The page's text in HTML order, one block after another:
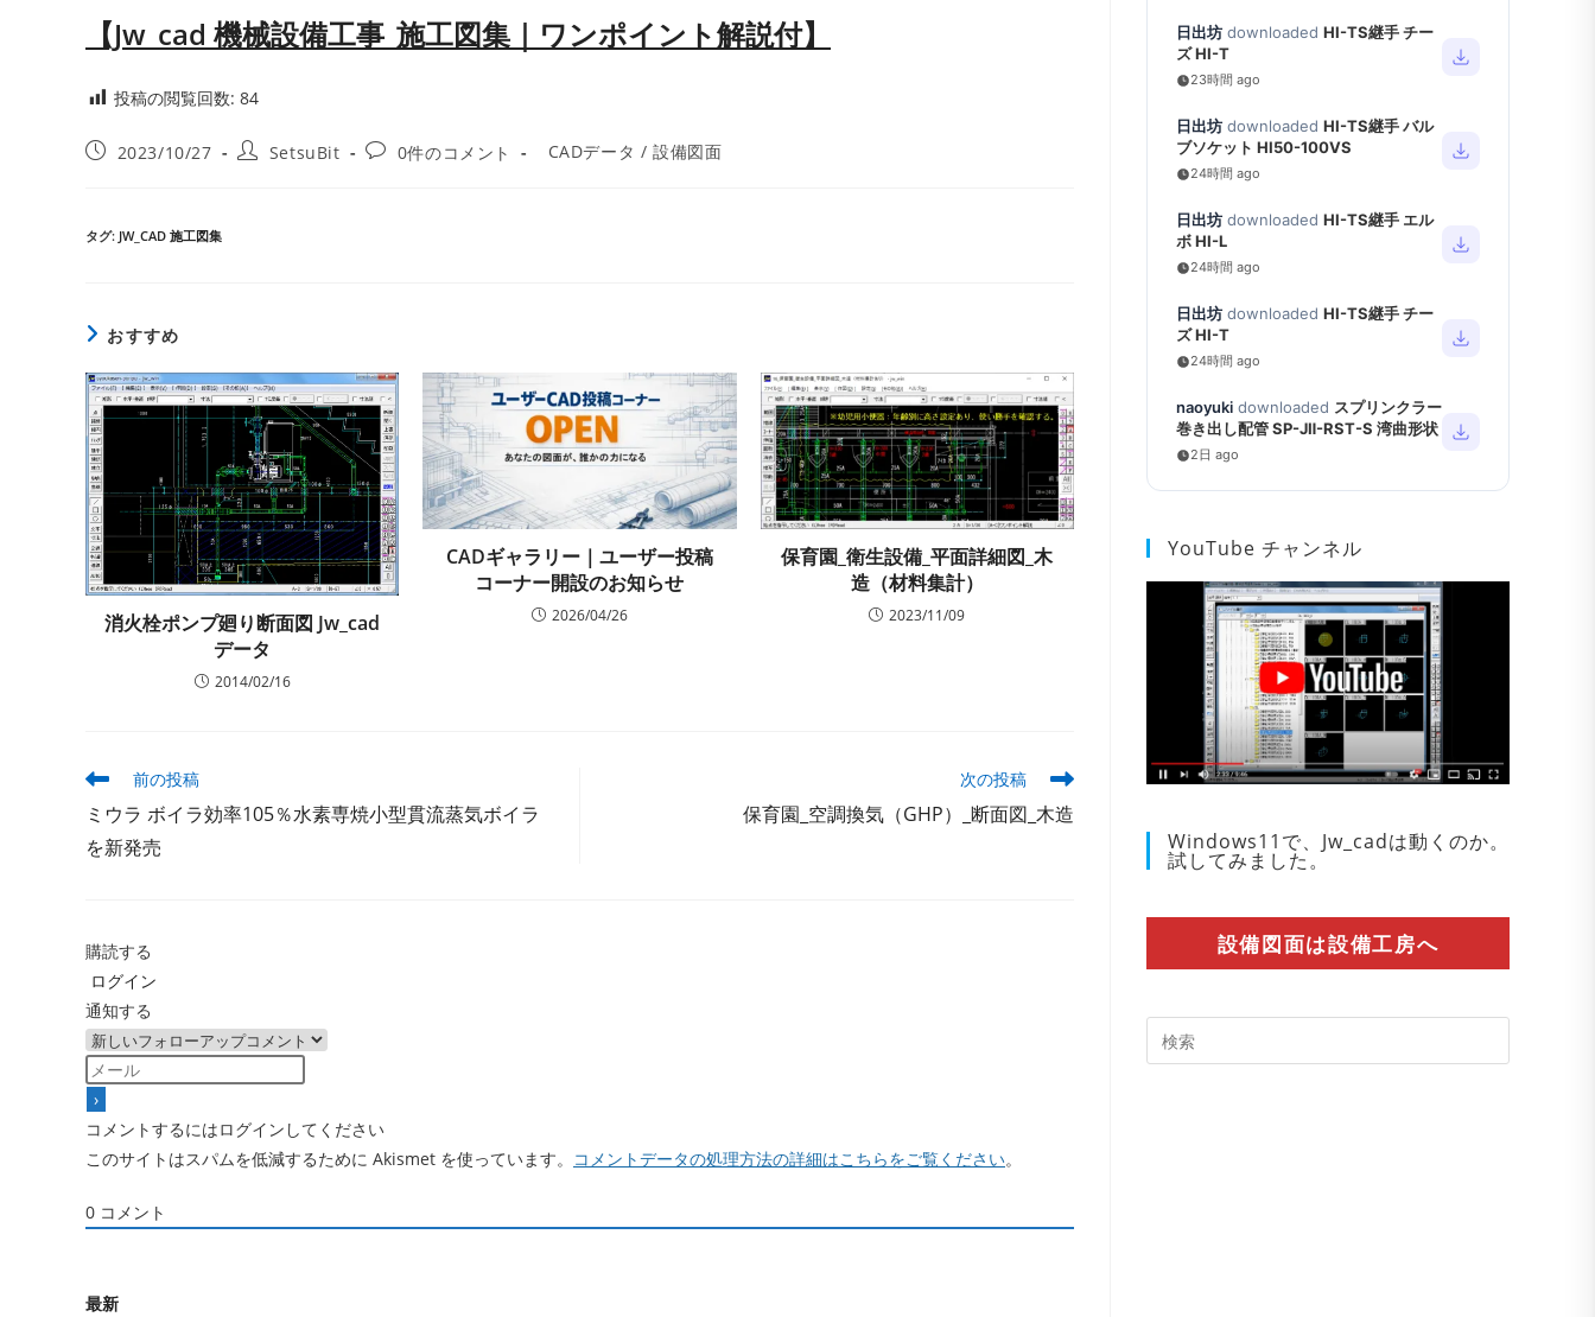
【Jw_cad 機械設備工事_施工図集｜ワンポイント解説付】
投稿の閲覧回数: 84
投
日:
2023/10/27
投
SetsuBit
投
0件のコメント
投CADデータ / 設備図面
タグ: JW_CAD 施工図集
おすすめ
消火栓ポンプ廻り断面図 Jw_cad
データ
2014/02/16
CADギャラリー｜ユーザー投稿
コーナー開設のお知らせ
2026/04/26
保育園_衛生設備_平面詳細図_木
造（材料集計）
2023/11/09
そ
他
の
む
前の投稿
ミウラ ボイラ効率105％水素専焼小型貫流蒸気ボイラ
を新発売
次の投稿
保育園_空調換気（GHP）_断面図_木造
購読する
ログイン
通知する
コメントするにはログインしてください
このサイトはスパムを低減するために Akismet を使っています。
コメントデータの処理方法の詳細はこちらをご覧ください。
0 コメント
最新
日出坊 downloaded HI-TS継手 チー
ズ HI-T
23時間 ago
日出坊 downloaded HI-TS継手 バル
ブソケット HI50-100VS
24時間 ago
日出坊 downloaded HI-TS継手 エル
ボ HI-L
24時間 ago
日出坊 downloaded HI-TS継手 チー
ズ HI-T
24時間 ago
naoyuki downloaded スプリンクラー
巻き出し配管 SP-JⅡ-RST-S 湾曲形状
2日 ago
YouTube チャンネル
Windows11で、Jw_cadは動くのか。
試してみました。
設備図面は設備工房へ
Escape